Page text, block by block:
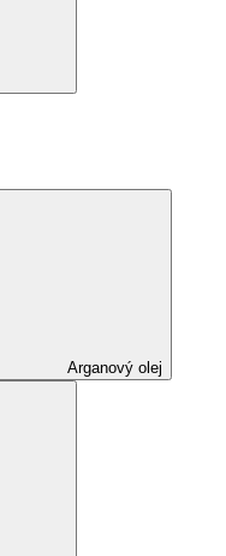
Arganový olej